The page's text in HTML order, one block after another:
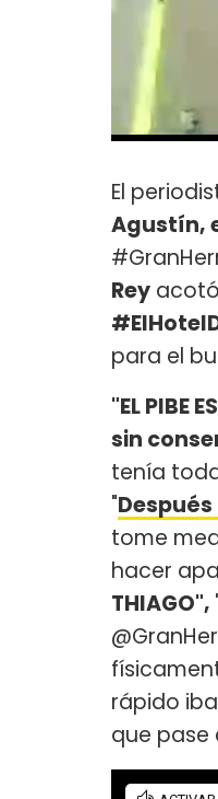
El
Agustín,
Rey
para el
"EL PIBE
sin
tenía
"
tome
hacer
THIAGO",
rápido
que pase